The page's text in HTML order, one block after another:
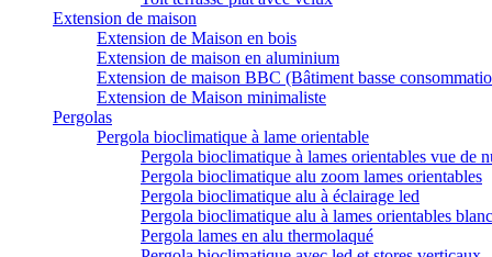
Extension de maison
Extension de Maison en bois
Extension de maison en aluminium
Extension de maison BBC (Bâtiment basse
Extension de Maison minimaliste
Pergolas
Pergola bioclimatique à lame orientable
Pergola bioclimatique à lames orientables vue de
Pergola bioclimatique alu zoom lames orientables
Pergola bioclimatique alu à éclairage led
Pergola bioclimatique alu à lames orientables
Pergola lames en alu thermolaqué